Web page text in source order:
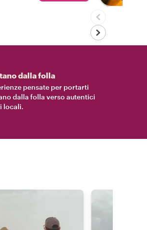
dalla folla
pensate per portarti
dalla folla verso autentici
locali.